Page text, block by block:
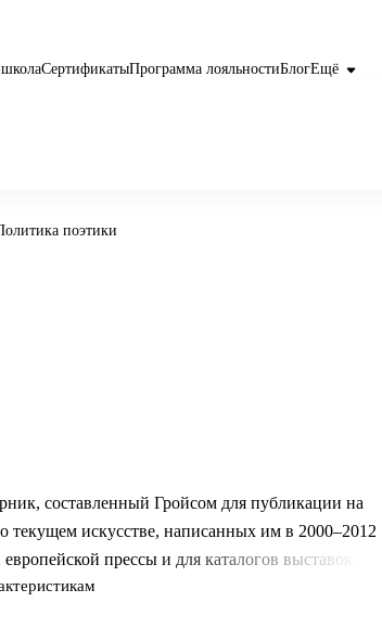
СертификатыПрограмма лояльностиБлогЕщё
поэтики
составленный Гройсом для публикации на
текущем искусстве, написанных им в 2000–2012
прессы и для каталогов выставок.